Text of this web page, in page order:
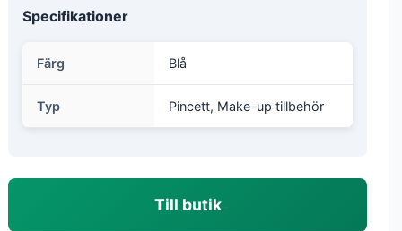
Specifikationer
Färg Blå
Typ Pincett, Make-up tillbehör
Till butik